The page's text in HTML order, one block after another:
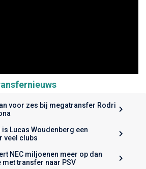
voor zes bij megatransfer Rodri
Lucas Woudenberg een
veel clubs
NEC miljoenen meer op dan
transfer naar PSV